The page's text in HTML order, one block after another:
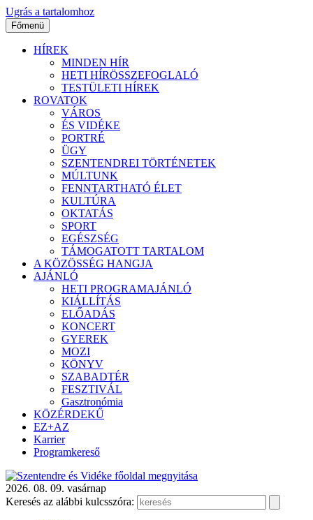
Ugrás a tartalomhoz
Főmenü
HÍREK
MINDEN HÍR
HETI HÍRÖSSZEFOGLALÓ
TESTÜLETI HÍREK
ROVATOK
VÁROS
ÉS VIDÉKE
PORTRÉ
ÜGY
SZENTENDREI TÖRTÉNETEK
MÚLTUNK
FENNTARTHATÓ ÉLET
KULTÚRA
OKTATÁS
SPORT
EGÉSZSÉG
TÁMOGATOTT TARTALOM
A KÖZÖSSÉG HANGJA
AJÁNLÓ
HETI PROGRAMAJÁNLÓ
KIÁLLÍTÁS
ELŐADÁS
KONCERT
GYEREK
MOZI
KÖNYV
SZABADTÉR
FESZTIVÁL
Gasztronómia
KÖZÉRDEKŰ
EZ+AZ
Karrier
Programkereső
2026. 08. 09. vasárnap
Keresés az alábbi kulcsszóra: